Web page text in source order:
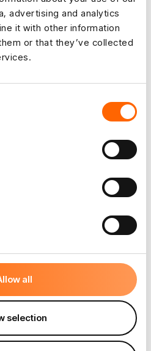
advertising and analytics
it with other information
or that they’ve collected
all
selection